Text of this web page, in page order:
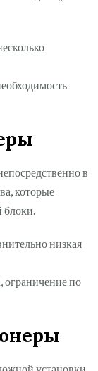
в
которые
блоки.
низкая
по